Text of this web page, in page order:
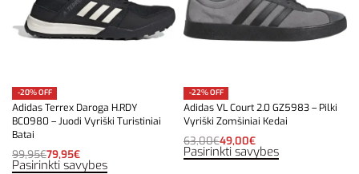
-20% OFF
Adidas Terrex Daroga H.RDY
BC0980 – Juodi Vyriški Turistiniai
Batai
99,95€79,95€
Pasirinkti savybes
-22% OFF
Adidas VL Court 2.0 GZ5983 – Pilki
Vyriški Zomšiniai Kedai
63,00€49,00€
Pasirinkti savybes